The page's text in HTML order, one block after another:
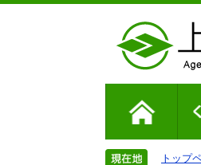
トップ